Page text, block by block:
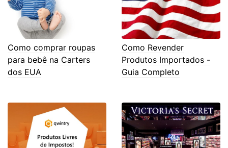
Como comprar roupas
para bebê na Carters
dos EUA
Como Revender
Produtos Importados -
Guia Completo